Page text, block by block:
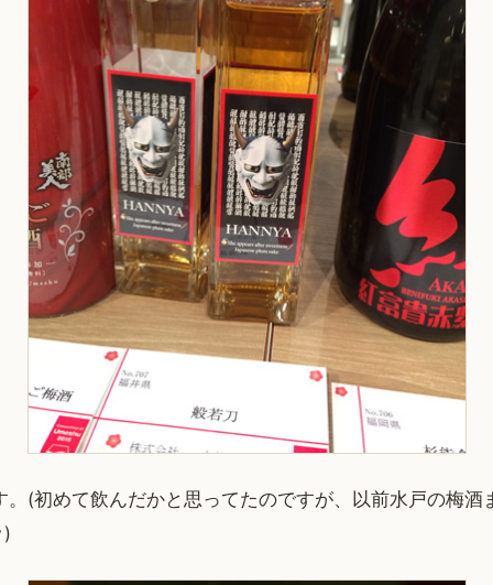
(初めて飲んだかと思ってたのですが、以前水戸の梅酒
)